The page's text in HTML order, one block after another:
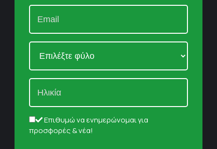
Επιθυμώ να ενημερώνομαι για
προσφορές & νέα!